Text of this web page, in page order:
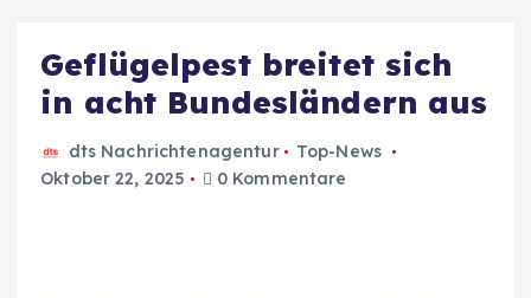
Geflügelpest breitet sich
in acht Bundesländern aus
dts Nachrichtenagentur
Top-News
Oktober 22, 2025
0 Kommentare